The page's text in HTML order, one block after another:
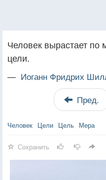
Человек вырастает по
цели.
— Иоганн Фридрих
Пред.
Человек Цели Цель Мера
Сохранить